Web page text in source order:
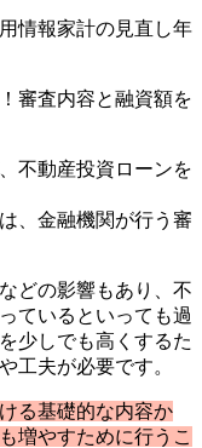
情報家計の見直し年
不動産投資ローンを
、金融機関が行う審
どの影響もあり、不
ているといっても過
少しでも高くするた
工夫が必要です。
る基礎的な内容か
増やすために行うこ